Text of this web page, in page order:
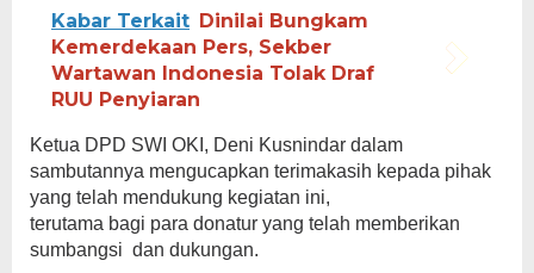
Kabar Terkait Dinilai Bungkam
Kemerdekaan Pers, Sekber
Wartawan Indonesia Tolak Draf
RUU Penyiaran
Ketua DPD SWI OKI, Deni Kusnindar dalam
sambutannya mengucapkan terimakasih kepada pihak
yang telah mendukung kegiatan ini,
terutama bagi para donatur yang telah memberikan
sumbangsi dan dukungan.